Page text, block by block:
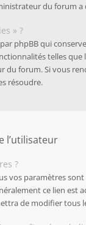
du forum
» ?
phpBB qui
telles
du forum. Si vous
résoudre.
l’utilisateur
?
vos paramètres
ce lien est
de modifier tous